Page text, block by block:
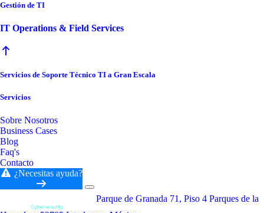
Gestión de TI
IT Operations & Field Services
Servicios de Soporte Técnico TI a Gran Escala
Servicios
Sobre Nosotros
Business Cases
Blog
Faq's
Contacto
¿Necesitas ayuda?
Parque de Granada 71, Piso 4 Parques de la